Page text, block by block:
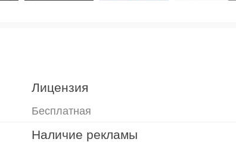
Лицензия
Бесплатная
Наличие рекламы